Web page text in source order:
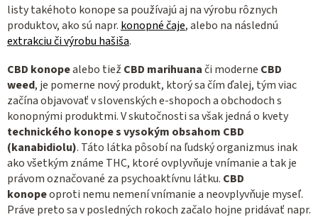
listy takéhoto konope sa používajú aj na výrobu rôznych
produktov, ako sú napr. konopné čaje, alebo na následnú
extrakciu či výrobu hašiša.
CBD konopealebo tiež CBD marihuanači moderne CBD
weed, je pomerne nový produkt, ktorý sa čím ďalej, tým viac
začína objavovať v slovenských e-shopoch a obchodoch s
konopnými produktmi. V skutočnosti sa však jedná o kvety
technického konope s vysokým obsahom CBD
(kanabidiolu). Táto látka pôsobí na ľudský organizmus inak
ako všetkým známe THC, ktoré ovplyvňuje vnímanie a tak je
právom označované za psychoaktívnu látku. CBD
konopeoproti nemu nemení vnímanie a neovplyvňuje myseľ.
Práve preto sa v posledných rokoch začalo hojne pridávať napr.